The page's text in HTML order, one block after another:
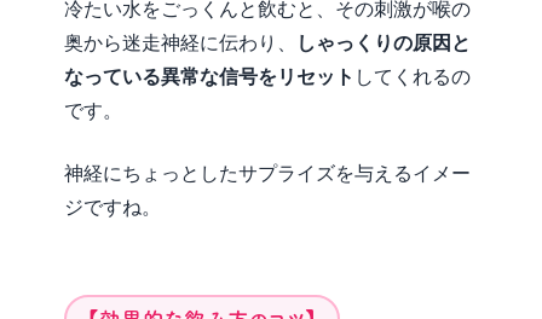
冷たい水をごっくんと飲むと、その刺激が喉の
奥から迷走神経に伝わり、
しゃっくりの原因と
なっている異常な信号をリセット してくれるの
です。
神経にちょっとしたサプライズを与えるイメー
ジですね。